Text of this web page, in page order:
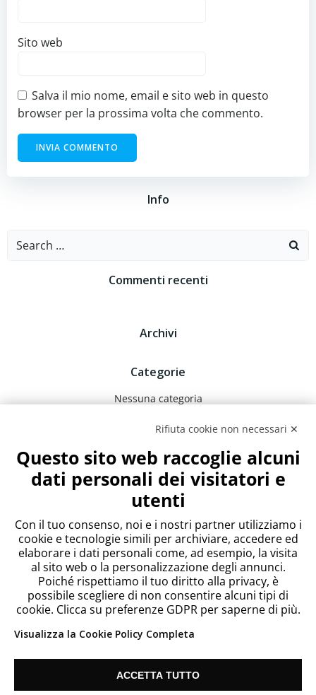
Sito web
Salva il mio nome, email e sito web in questo
browser per la prossima volta che commento.
Info
Search
Commenti recenti
Archivi
Categorie
Nessuna categoria
Meta
Accedi
Feed dei contenuti
Feed dei commenti
WordPress.org
Rifiuta cookie non necessari ✕
Questo sito web raccoglie alcuni
dati personali dei visitatori e
utenti
Con il tuo consenso, noi e i nostri partner utilizziamo i
cookie e tecnologie simili per archiviare, accedere ed
elaborare i dati personali come, ad esempio, la visita
al sito web o la personalizzazione degli annunci.
Poiché rispettiamo il tuo diritto alla privacy, è
possibile scegliere di non consentire alcuni tipi di
cookie. Clicca su preferenze GDPR per saperne di più.
Visualizza la Cookie Policy Completa
ACCETTA TUTTO